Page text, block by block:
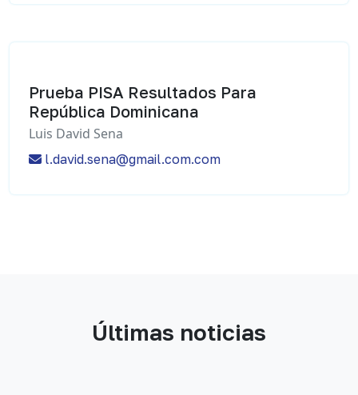
Prueba PISA Resultados Para
República Dominicana
Luis David Sena
l.david.sena@gmail.com.com
Últimas noticias